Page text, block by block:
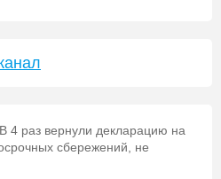
В 4 раз вернули декларацию на
сбережений, не